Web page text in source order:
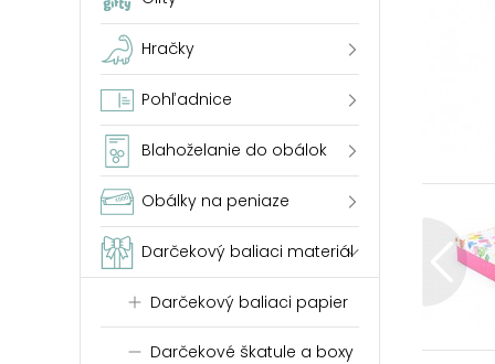
Hračky
Pohľadnice
Blahoželanie do obálok
Obálky na peniaze
Darčekový baliaci materiál
Darčekový baliaci papier
Darčekové škatule a boxy